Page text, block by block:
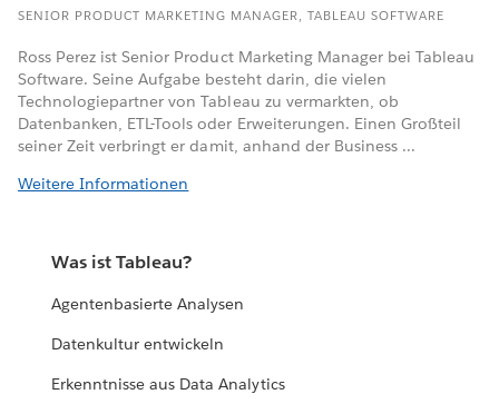
SENIOR PRODUCT MARKETING MANAGER, TABLEAU SOFTWARE
Ross Perez ist Senior Product Marketing Manager bei Tableau
Software. Seine Aufgabe besteht darin, die vielen
Technologiepartner von Tableau zu vermarkten, ob
Datenbanken, ETL-Tools oder Erweiterungen. Einen Großteil
seiner Zeit verbringt er damit, anhand der Business ...
Weitere Informationen
Was ist Tableau?
Agentenbasierte Analysen
Datenkultur entwickeln
Erkenntnisse aus Data Analytics